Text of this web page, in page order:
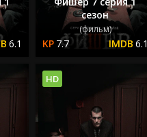
6.1
сезон
(фильм)
7.7 6.1
HD